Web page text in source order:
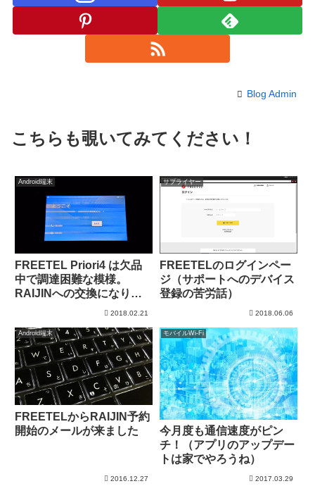
Blog Admin
こちらも覗いてみてください！
Android端末
FREETEL Priori4 は欠品
中で調達困難な模様。
RAIJINへの交換になりま
2018.02.21
サプライヤー
FREETELのログインペー
ジ（サポートへのデバイス
登録の苦労話）
2018.06.06
Android端末
FREETELからRAIJIN予約
開始のメールが来ました
2016.12.27
モバイルWi-Fi
今月度も通信速度がピン
チ！（アプリのアップデー
トは家でやろうね）
2017.03.29